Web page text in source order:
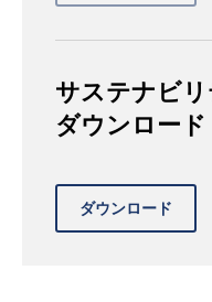
サステナビ
ダウンロード